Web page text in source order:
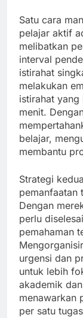
Satu cara
pelajar aktif
melibatkan
interval
istirahat
melakukan
istirahat
menit.
belajar,
membantu
Strategi
pemanfaatan
Dengan
perlu
pemahaman
urgensi dan
untuk lebih
akademik
menawarkan
per satu